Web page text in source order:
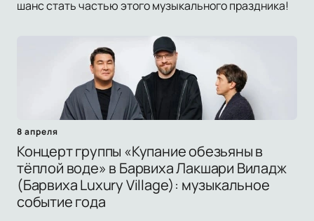
шанс стать частью этого музыкального праздника!
8 апреля
Концерт группы «Купание обезьяны в
тёплой воде» в Барвиха Лакшари Виладж
(Барвиха Luxury Village): музыкальное
событие года